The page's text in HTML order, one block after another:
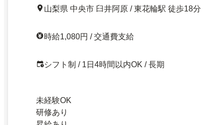
山梨県 中央市 臼井阿原 / 東花輪駅 徒歩18分
時給1,080円 / 交通費支給
シフト制 / 1日4時間以内OK / 長期
未経験OK
研修あり